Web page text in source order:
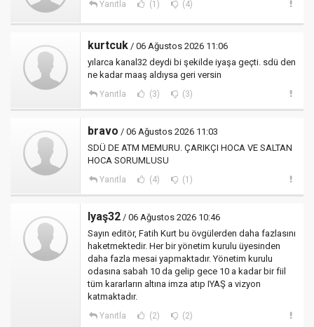
Yanıtla (1) (4)
kurtcuk / 06 Ağustos 2026 11:06
yılarca kanal32 deydi bi şekilde iyaşa geçti. sdü den
ne kadar maaş aldıysa geri versin
Yanıtla (3) (3)
bravo / 06 Ağustos 2026 11:03
SDÜ DE ATM MEMURU. ÇARIKÇI HOCA VE SALTAN
HOCA SORUMLUSU
Yanıtla (4) (1)
Iyaş32 / 06 Ağustos 2026 10:46
Sayın editör, Fatih Kurt bu övgülerden daha fazlasını
haketmektedir. Her bir yönetim kurulu üyesinden
daha fazla mesai yapmaktadır. Yönetim kurulu
odasına sabah 10 da gelip gece 10 a kadar bir fiil
tüm kararların altına imza atıp IYAŞ a vizyon
katmaktadır.
Yanıtla (2) (2)